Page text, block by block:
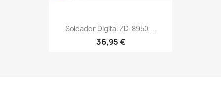
Soldador Digital ZD-8950,...
36,95 €